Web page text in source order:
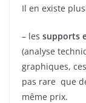
Il en existe
– les supports
(analyse
graphiques,
pas rare que
même prix.